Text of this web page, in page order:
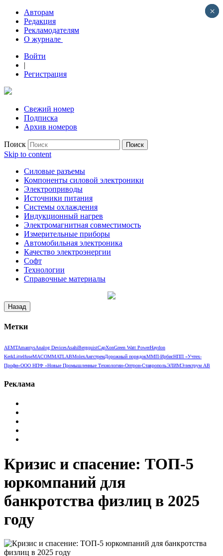
Авторам
Редакция
Рекламодателям
О журнале
Войти
|
Регистрация
Свежий номер
Подписка
Архив номеров
Поиск
Skip to content
Силовые разъемы
Компоненты силовой электроники
Электроприводы
Источники питания
Системы охлаждения
Индукционный нагрев
Электромагнитная совместимость
Измерительные приборы
Автомобильная электроника
Качество электроэнергии
Софт
Технологии
Справочные материалы
Метки
AEMTAmantysAnalog DevicesAsahiBergquistCapXonGreen Watt PowerHaydon
KerkLittelfuseMACOMMATLABMolexАнгстремДорожный порядокММП-ИрбисНПП «Учтех-
Профи»ООО НПФ «Новые Промышленные Технологии»Оптрон-СтавропольЭЛИМЭлектрум АВ
Реклама
Кризис и спасение: ТОП-5
юркомпаний для
банкротства физлиц в 2025
году
×
×